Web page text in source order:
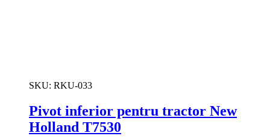
SKU: RKU-033
Pivot inferior pentru tractor New
Holland T7530